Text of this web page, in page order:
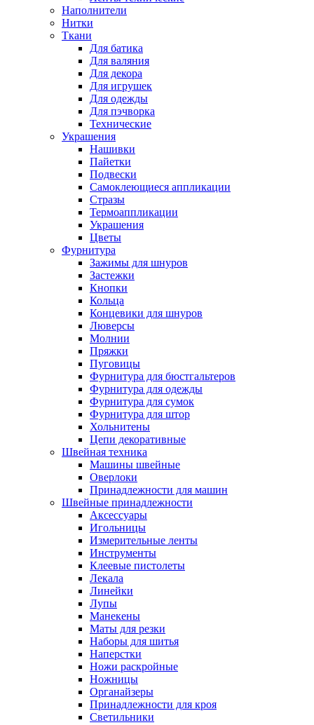
Наполнители
Нитки
Ткани
Для батика
Для валяния
Для декора
Для игрушек
Для одежды
Для пэчворка
Технические
Украшения
Нашивки
Пайетки
Подвески
Самоклеющиеся аппликации
Стразы
Термоаппликации
Украшения
Цветы
Фурнитура
Зажимы для шнуров
Застежки
Кнопки
Кольца
Концевики для шнуров
Люверсы
Молнии
Пряжки
Пуговицы
Фурнитура для бюстгальтеров
Фурнитура для одежды
Фурнитура для сумок
Фурнитура для штор
Хольнитены
Цепи декоративные
Швейная техника
Машины швейные
Оверлоки
Принадлежности для машин
Швейные принадлежности
Аксессуары
Игольницы
Измерительные ленты
Инструменты
Клеевые пистолеты
Лекала
Линейки
Лупы
Манекены
Маты для резки
Наборы для шитья
Наперстки
Ножи раскройные
Ножницы
Органайзеры
Принадлежности для кроя
Светильники